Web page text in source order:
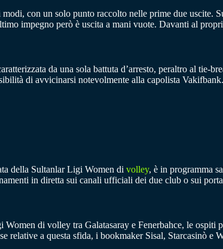
con un solo punto raccolto nelle prime due uscite.
impegno però è uscita a mani vuote. Davanti al
da una sola battuta d’arresto, peraltro al
di avvicinarsi notevolmente alla capolista Vakifbank.
della Sultanlar Ligi Women di volley, è in programma
in diretta sui canali ufficiali dei due club o sui
di volley tra Galatasaray e Fenerbahce, le ospiti
relative a questa sfida, i bookmaker Sisal, Starcasinò